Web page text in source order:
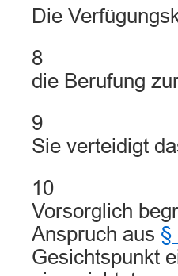
Die
8
die Berufung
9
Sie verteidigt
10
Vorsorglich
Anspruch aus §
Gesichtspunkt